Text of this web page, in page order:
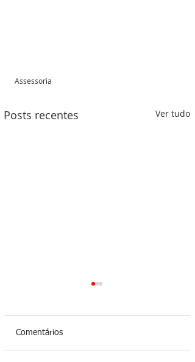
Assessoria
Posts recentes Ver tudo
Comentários